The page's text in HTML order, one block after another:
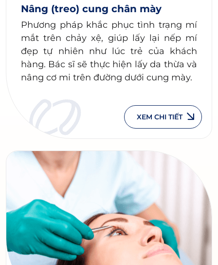
Nâng (treo) cung chân mày
Phương pháp khắc phục tình trạng mí
mắt trên chảy xệ, giúp lấy lại nếp mí
đẹp tự nhiên như lúc trẻ của khách
hàng. Bác sĩ sẽ thực hiện lấy da thừa và
nâng cơ mi trên đường dưới cung mày.
XEM CHI TIẾT